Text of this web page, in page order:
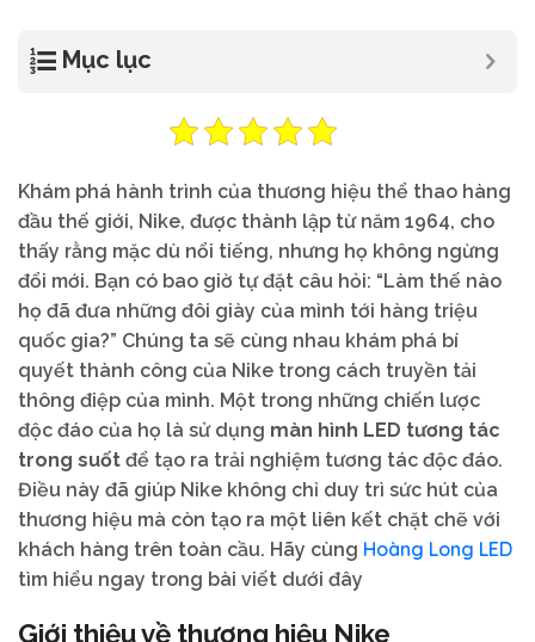
Mục lục
Khám phá hành trình của thương hiệu thể thao hàng
đầu thế giới, Nike, được thành lập từ năm 1964, cho
thấy rằng mặc dù nổi tiếng, nhưng họ không ngừng
đổi mới. Bạn có bao giờ tự đặt câu hỏi: “Làm thế nào
họ đã đưa những đôi giày của mình tới hàng triệu
quốc gia?” Chúng ta sẽ cùng nhau khám phá bí
quyết thành công của Nike trong cách truyền tải
thông điệp của mình. Một trong những chiến lược
độc đáo của họ là sử dụng màn hình LED tương tác
trong suốt để tạo ra trải nghiệm tương tác độc đáo.
Điều này đã giúp Nike không chỉ duy trì sức hút của
thương hiệu mà còn tạo ra một liên kết chặt chẽ với
khách hàng trên toàn cầu. Hãy cùng Hoàng Long LED
tìm hiểu ngay trong bài viết dưới đây
Giới thiệu về thương hiệu Nike